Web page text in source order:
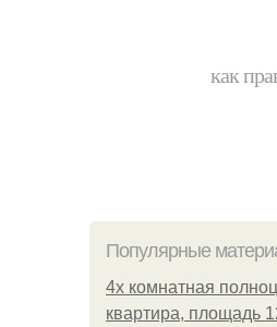
как
Популярные
4x комнатная
квартира, площадь